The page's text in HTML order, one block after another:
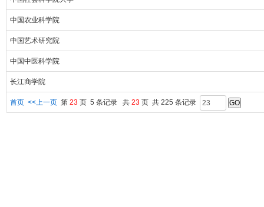
中国农业科学院
中国艺术研究院
中国中医科学院
长江商学院
首页 <<上一页 第 23 页 5 条记录 共 23 页 共 225 条记录